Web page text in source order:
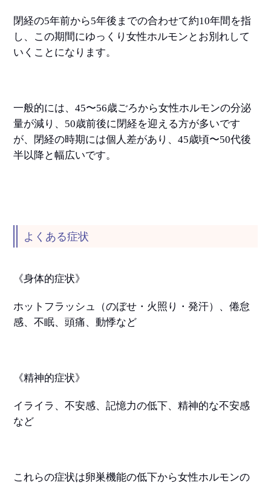
閉経の5年前から5年後までの合わせて約10年間を指
し、この期間にゆっくり女性ホルモンとお別れして
いくことになります。
一般的には、45〜56歳ごろから女性ホルモンの分泌
量が減り、50歳前後に閉経を迎える方が多いです
が、閉経の時期には個人差があり、45歳頃〜50代後
半以降と幅広いです。
よくある症状
《身体的症状》
ホットフラッシュ（のぼせ・火照り・発汗）、倦怠
感、不眠、頭痛、動悸など
《精神的症状》
イライラ、不安感、記憶力の低下、精神的な不安感
など
これらの症状は卵巣機能の低下から女性ホルモンの